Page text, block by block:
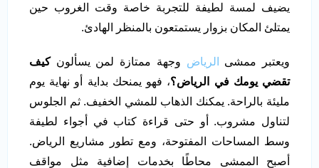
يضيف لمسة لطيفة للتجربة خاصة وقت الغروب حين
يمتلئ المكان بزوار يستمتعون بالمنظر الهادئ.
ويعتبر ممشى الرياض وجهة ممتازة لمن يسألونكيف
تقضي يومك في الرياض؟، فهو يمنحك بداية أو نهاية يوم
مليئة بالراحة. يمكنك الذهاب للمشي الخفيف. ثم الجلوس
لتناول مشروب. أو حتى قراءة كتاب في أجواء لطيفة
وسط المساحات المفتوحة، ومع تطور مشاريع الرياض.
أصبح الممشى محاطًا بخدمات إضافية مثل مواقف